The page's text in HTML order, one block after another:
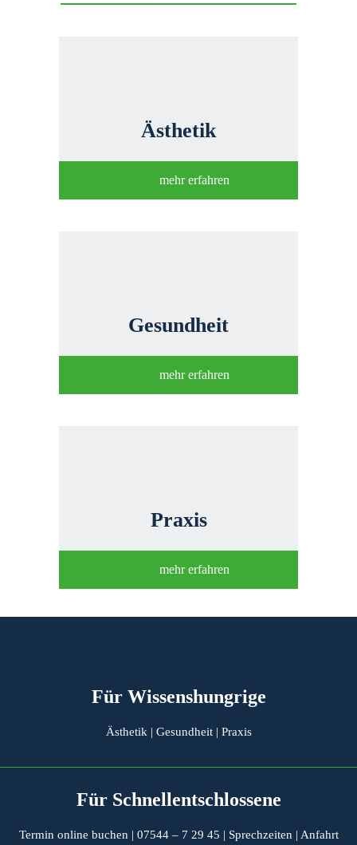
Ästhetik
mehr erfahren
Gesundheit
mehr erfahren
Praxis
mehr erfahren
Für Wissenshungrige
Ästhetik | Gesundheit| Praxis
Für Schnellentschlossene
Termin online buchen | 07544 – 7 29 45 | Sprechzeiten | Anfahrt